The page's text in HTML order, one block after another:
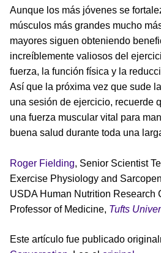
Aunque los más jóvenes se
músculos más grandes mucho
mayores siguen obteniendo
increíblemente valiosos del
fuerza, la función física y la
Así que la próxima vez que sude
una sesión de ejercicio, recuerde
una fuerza muscular vital para
buena salud durante toda una
Roger Fielding, Senior Scientist
Exercise Physiology and
USDA Human Nutrition Research
Professor of Medicine, Tufts
Este artículo fue publicado